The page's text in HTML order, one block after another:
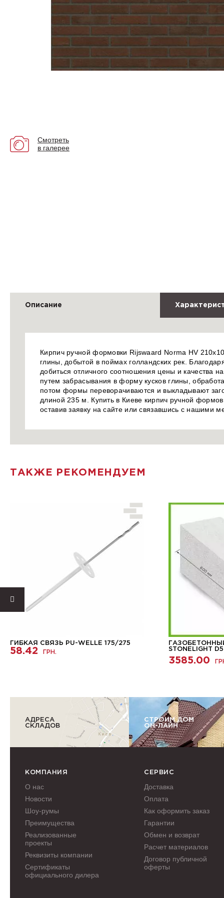
Смотреть
в галерее
Описание
Кирпич ручной формовки Rijswaard Norma HV
глины, добытой в поймах голландских рек.
добиться отличного соотношения цены и качества
путем забрасывания в форму кусков глины,
потом формы переворачиваются и выкладывают
длиной 235 м. Купить в Киеве кирпич ручной
оставив заявку на сайте или связавшись с нашими
ТАКЖЕ РЕКОМЕНДУЕМ
ГИБКАЯ СВЯЗЬ PU-WELLE 175/275
58.42 ГРН.
STONELIGHT
3585.00
АДРЕСА
СКЛАДОВ
СТРОИМ ДОМ
ОН-ЛАЙН
КОМПАНИЯ
О нас
Новости
Шоу-румы
Преимущества
Реализованные
проекты
Реквизиты компании
Сертификаты
официального дилера
СЕРВИС
Доставка
Оплата
Как оформить заказ
Гарантии
Обмен и возврат
Расчет материалов
Договор публичной
оферты